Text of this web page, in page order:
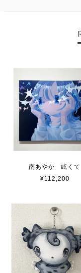
南あやか 眩くて
¥112,200